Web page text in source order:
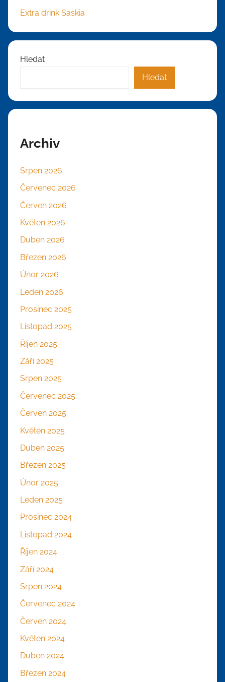
Extra drink Saskia
Hledat
Hledat
Archiv
Srpen 2026
Červenec 2026
Červen 2026
Květen 2026
Duben 2026
Březen 2026
Únor 2026
Leden 2026
Prosinec 2025
Listopad 2025
Říjen 2025
Září 2025
Srpen 2025
Červenec 2025
Červen 2025
Květen 2025
Duben 2025
Březen 2025
Únor 2025
Leden 2025
Prosinec 2024
Listopad 2024
Říjen 2024
Září 2024
Srpen 2024
Červenec 2024
Červen 2024
Květen 2024
Duben 2024
Březen 2024